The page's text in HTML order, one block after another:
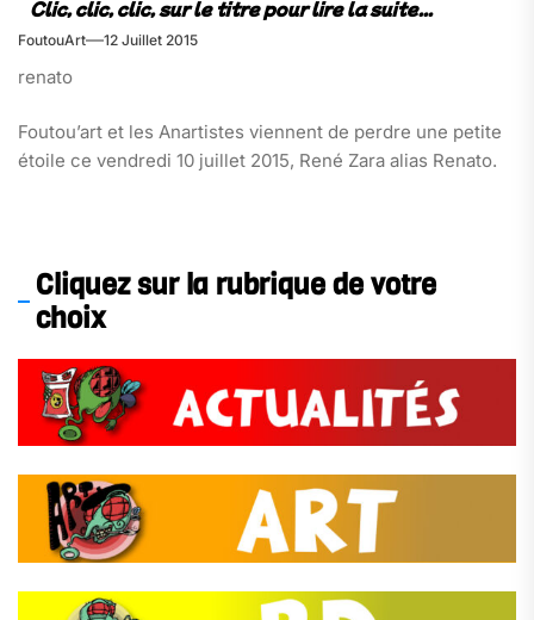
FoutouArt 12 Juillet 2015
renato
Foutou’art et les Anartistes viennent de perdre une petite
étoile ce vendredi 10 juillet 2015, René Zara alias Renato.
Cliquez sur la rubrique de votre
choix